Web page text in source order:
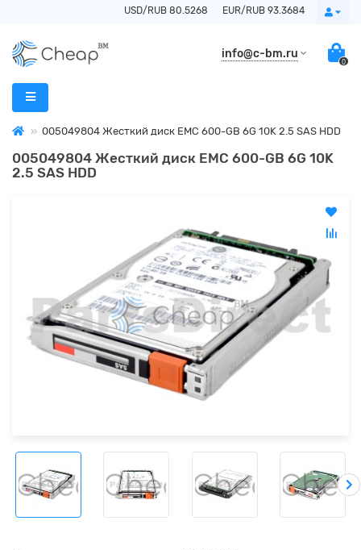
USD/RUB 80.5268 EUR/RUB 93.3684
info@c-bm.ru
0
005049804 Жесткий диск EMC 600-GB 6G 10K 2.5 SAS HDD
005049804 Жесткий диск EMC 600-GB 6G 10K
2.5 SAS HDD